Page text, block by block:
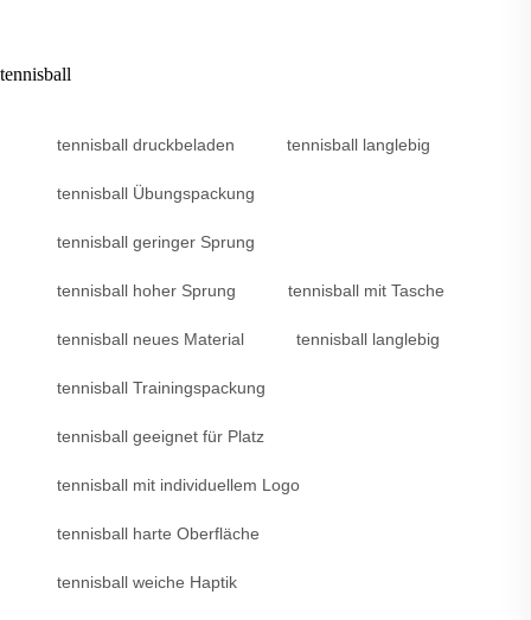
tennisball
tennisball druckbeladen tennisball langlebig
tennisball Übungspackung
tennisball geringer Sprung
tennisball hoher Sprung tennisball mit Tasche
tennisball neues Material tennisball langlebig
tennisball Trainingspackung
tennisball geeignet für Platz
tennisball mit individuellem Logo
tennisball harte Oberfläche
tennisball weiche Haptik